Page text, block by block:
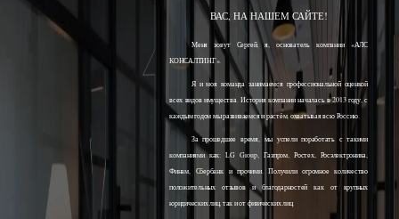
ВАС, НА НАШЕМ САЙТЕ!
Меня зовут Сергей, я, основатель компании «АЛС
КОНСАЛТИНГ».
Я и моя команда занимаемся профессиональной оценкой
всех видов имущества. История компании началась в 2013 году, с
каждым годом мы развиваемся и растём, охватывая всю Россию.
За прошедшее время, мы успели поработать с такими
компаниями как: LG Group, Газпром, Ростех, Росэлектроника,
Финам, Сбербанк и прочими. Получили огромное количество
положительных отзывов и благодарностей как от крупных
юридических лиц, так и от физических лиц.